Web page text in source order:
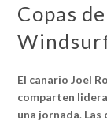
Copas
El canario Joel
comparten
una jornada. Las